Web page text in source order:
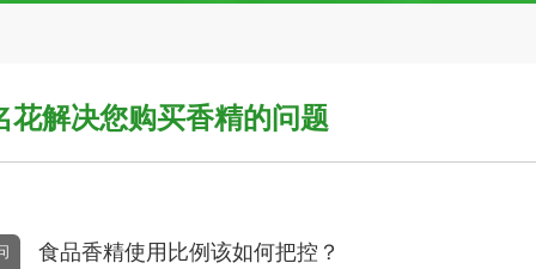
花解决您购买香精的问题
食品香精使用比例该如何把控？